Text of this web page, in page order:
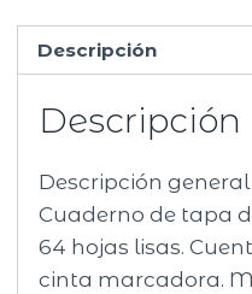
Descripción
Descripción
Descripción
Cuaderno de tapa
64 hojas lisas.
cinta marcadora.